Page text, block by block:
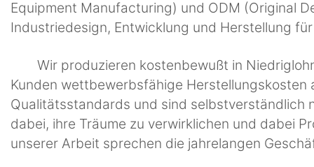
Equipment Manufacturing) und ODM (Original
Industriedesign, Entwicklung und Herstellung
Wir produzieren kostenbewußt in
Kunden wettbewerbsfähige
Qualitätsstandards und sind selbstverständlich
dabei, ihre Träume zu verwirklichen und dabei
unserer Arbeit sprechen die jahrelangen